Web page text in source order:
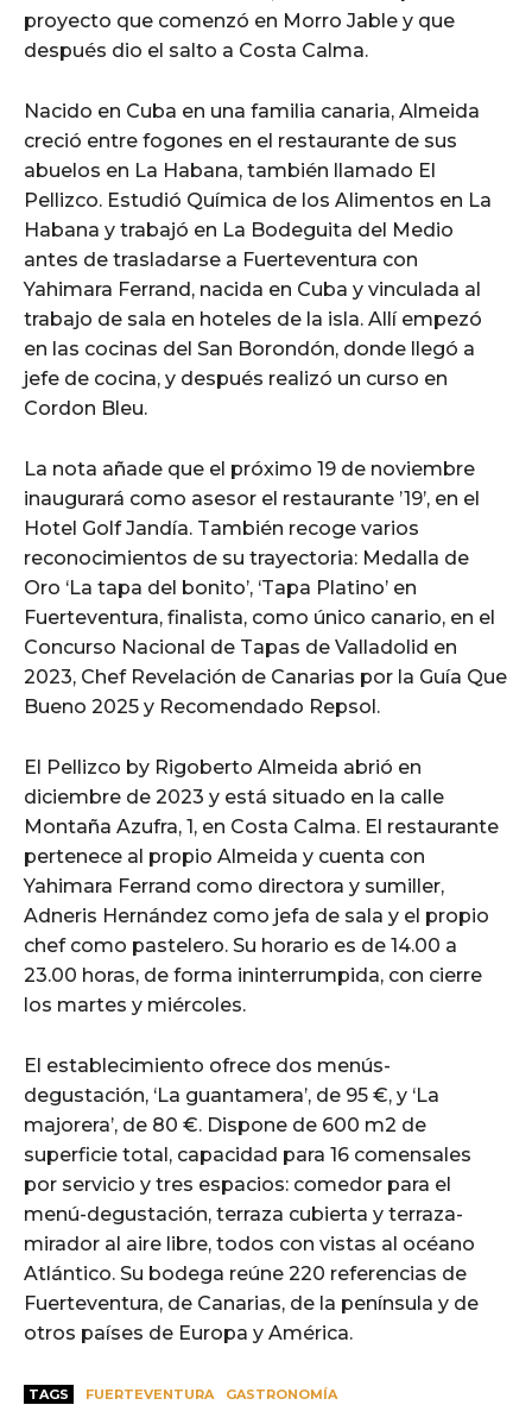
proyecto que comenzó en Morro Jable y que
después dio el salto a Costa Calma.
Nacido en Cuba en una familia canaria, Almeida
creció entre fogones en el restaurante de sus
abuelos en La Habana, también llamado El
Pellizco. Estudió Química de los Alimentos en La
Habana y trabajó en La Bodeguita del Medio
antes de trasladarse a Fuerteventura con
Yahimara Ferrand, nacida en Cuba y vinculada al
trabajo de sala en hoteles de la isla. Allí empezó
en las cocinas del San Borondón, donde llegó a
jefe de cocina, y después realizó un curso en
Cordon Bleu.
La nota añade que el próximo 19 de noviembre
inaugurará como asesor el restaurante ’19’, en el
Hotel Golf Jandía. También recoge varios
reconocimientos de su trayectoria: Medalla de
Oro ‘La tapa del bonito’, ‘Tapa Platino’ en
Fuerteventura, finalista, como único canario, en el
Concurso Nacional de Tapas de Valladolid en
2023, Chef Revelación de Canarias por la Guía Que
Bueno 2025 y Recomendado Repsol.
El Pellizco by Rigoberto Almeida abrió en
diciembre de 2023 y está situado en la calle
Montaña Azufra, 1, en Costa Calma. El restaurante
pertenece al propio Almeida y cuenta con
Yahimara Ferrand como directora y sumiller,
Adneris Hernández como jefa de sala y el propio
chef como pastelero. Su horario es de 14.00 a
23.00 horas, de forma ininterrumpida, con cierre
los martes y miércoles.
El establecimiento ofrece dos menús-
degustación, ‘La guantamera’, de 95 €, y ‘La
majorera’, de 80 €. Dispone de 600 m2 de
superficie total, capacidad para 16 comensales
por servicio y tres espacios: comedor para el
menú-degustación, terraza cubierta y terraza-
mirador al aire libre, todos con vistas al océano
Atlántico. Su bodega reúne 220 referencias de
Fuerteventura, de Canarias, de la península y de
otros países de Europa y América.
TAGS FUERTEVENTURA
GASTRONOMÍA